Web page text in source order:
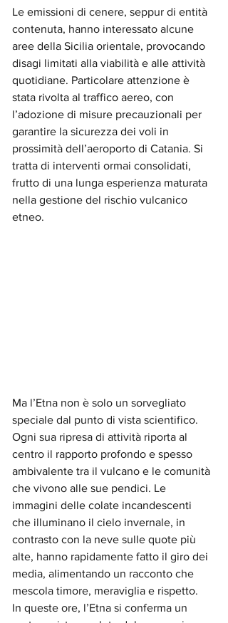
Le emissioni di cenere, seppur di entità
contenuta, hanno interessato alcune
aree della Sicilia orientale, provocando
disagi limitati alla viabilità e alle attività
quotidiane. Particolare attenzione è
stata rivolta al traffico aereo, con
l’adozione di misure precauzionali per
garantire la sicurezza dei voli in
prossimità dell’aeroporto di Catania. Si
tratta di interventi ormai consolidati,
frutto di una lunga esperienza maturata
nella gestione del rischio vulcanico
etneo.
Ma l’Etna non è solo un sorvegliato
speciale dal punto di vista scientifico.
Ogni sua ripresa di attività riporta al
centro il rapporto profondo e spesso
ambivalente tra il vulcano e le comunità
che vivono alle sue pendici. Le
immagini delle colate incandescenti
che illuminano il cielo invernale, in
contrasto con la neve sulle quote più
alte, hanno rapidamente fatto il giro dei
media, alimentando un racconto che
mescola timore, meraviglia e rispetto.
In queste ore, l’Etna si conferma un